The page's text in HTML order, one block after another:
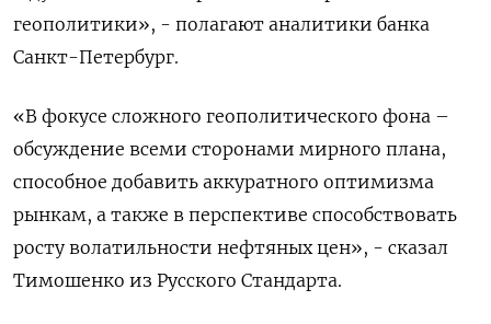
геополитики», - полагают аналитики банка
Санкт-Петербург.
«В фокусе сложного геополитического фона –
обсуждение всеми сторонами мирного плана,
способное добавить аккуратного оптимизма
рынкам, а также в перспективе способствовать
росту волатильности нефтяных цен», - сказал
Тимошенко из Русского Стандарта.